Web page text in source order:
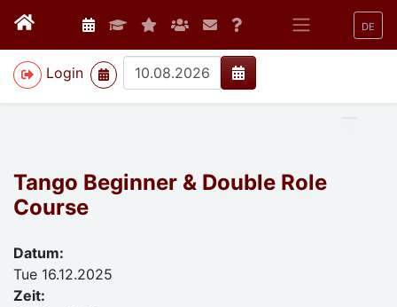
DE
Login
>
Tango Beginner & Double Role
Course
Datum:
Tue 16.12.2025
Zeit: